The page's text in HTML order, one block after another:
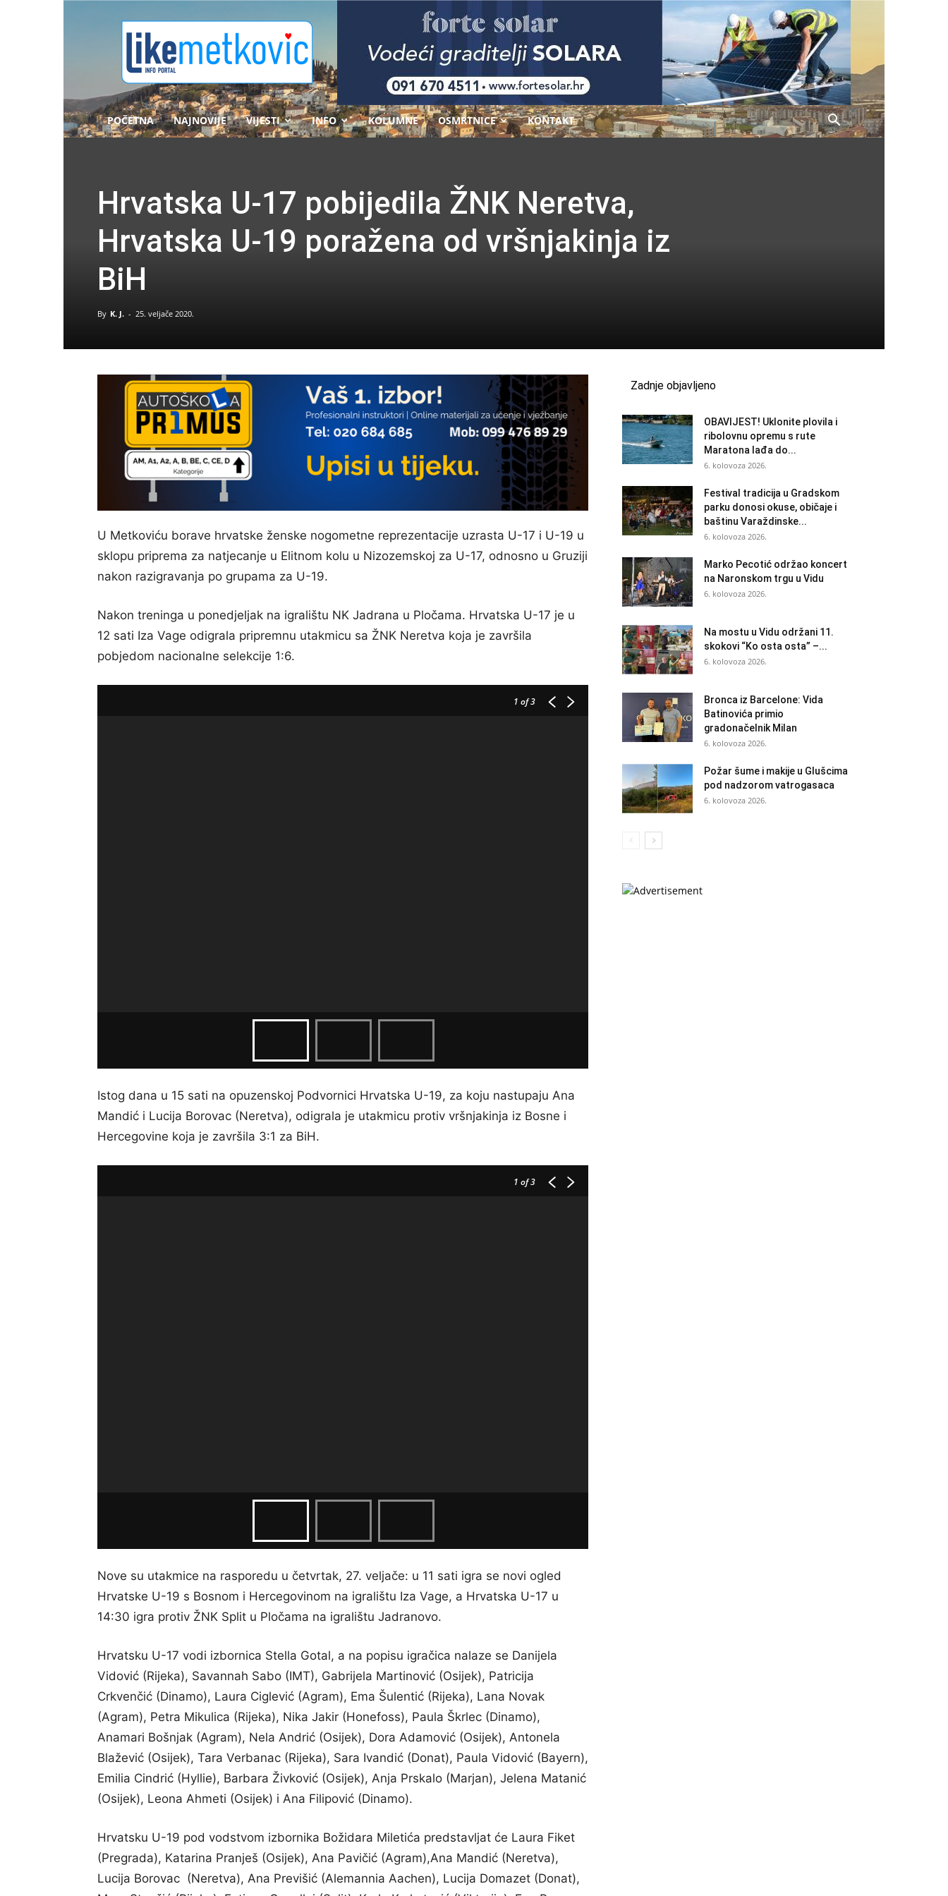
POČETNA NAJNOVIJE VIJESTI INFO KOLUMNE OSMRTNICE KONTAKT
Hrvatska U-17 pobijedila ŽNK Neretva,
Hrvatska U-19 poražena od vršnjakinja iz
BiH
By K. J. - 25. veljače 2020.
U Metkoviću borave hrvatske ženske nogometne reprezentacije uzrasta U-17 i U-19 u
sklopu priprema za natjecanje u Elitnom kolu u Nizozemskoj za U-17, odnosno u Gruziji
nakon razigravanja po grupama za U-19.
Nakon treninga u ponedjeljak na igralištu NK Jadrana u Pločama. Hrvatska U-17 je u
12 sati Iza Vage odigrala pripremnu utakmicu sa ŽNK Neretva koja je završila
pobjedom nacionalne selekcije 1:6.
1 of 3
Istog dana u 15 sati na opuzenskoj Podvornici Hrvatska U-19, za koju nastupaju Ana
Mandić i Lucija Borovac (Neretva), odigrala je utakmicu protiv vršnjakinja iz Bosne i
Hercegovine koja je završila 3:1 za BiH.
1 of 3
Nove su utakmice na rasporedu u četvrtak, 27. veljače: u 11 sati igra se novi ogled
Hrvatske U-19 s Bosnom i Hercegovinom na igralištu Iza Vage, a Hrvatska U-17 u
14:30 igra protiv ŽNK Split u Pločama na igralištu Jadranovo.
Hrvatsku U-17 vodi izbornica Stella Gotal, a na popisu igračica nalaze se Danijela
Vidović (Rijeka), Savannah Sabo (IMT), Gabrijela Martinović (Osijek), Patricija
Crkvenčić (Dinamo), Laura Ciglević (Agram), Ema Šulentić (Rijeka), Lana Novak
(Agram), Petra Mikulica (Rijeka), Nika Jakir (Honefoss), Paula Škrlec (Dinamo),
Anamari Bošnjak (Agram), Nela Andrić (Osijek), Dora Adamović (Osijek), Antonela
Blažević (Osijek), Tara Verbanac (Rijeka), Sara Ivandić (Donat), Paula Vidović (Bayern),
Emilia Cindrić (Hyllie), Barbara Živković (Osijek), Anja Prskalo (Marjan), Jelena Matanić
(Osijek), Leona Ahmeti (Osijek) i Ana Filipović (Dinamo).
Hrvatsku U-19 pod vodstvom izbornika Božidara Miletića predstavljat će Laura Fiket
(Pregrada), Katarina Pranješ (Osijek), Ana Pavičić (Agram),Ana Mandić (Neretva),
Lucija Borovac (Neretva), Ana Previšić (Alemannia Aachen), Lucija Domazet (Donat),
Zadnje objavljeno
OBAVIJEST! Uklonite plovila i
ribolovnu opremu s rute
Maratona lađa do...
6. kolovoza 2026.
Festival tradicija u Gradskom
parku donosi okuse, običaje i
baštinu Varaždinske...
6. kolovoza 2026.
Marko Pecotić održao koncert
na Naronskom trgu u Vidu
6. kolovoza 2026.
Na mostu u Vidu održani 11.
skokovi “Ko osta osta” –...
6. kolovoza 2026.
Bronca iz Barcelone: Vida
Batinovića primio
gradonačelnik Milan
6. kolovoza 2026.
Požar šume i makije u Glušcima
pod nadzorom vatrogasaca
6. kolovoza 2026.